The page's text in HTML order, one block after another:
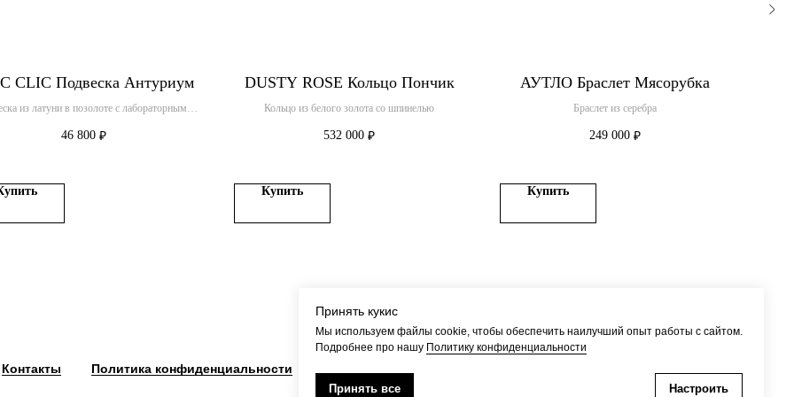
Принять кукис
Мы используем файлы cookie, чтобы обеспечить наилучший опыт работы с сайтом.
Подробнее про нашу Политику конфиденциальности
Принять все Настроить
CLIC Подвеска Антуриум
из латуни в позолоте с лабораторными
46 800 ₽
DUSTY ROSE Кольцо Пончик
Кольцо из белого золота со шпинелью
532 000 ₽
Купить
АУТЛО Браслет Мясорубка
Браслет из серебра
249 000 ₽
Купить
Контакты Политика конфиденциальности